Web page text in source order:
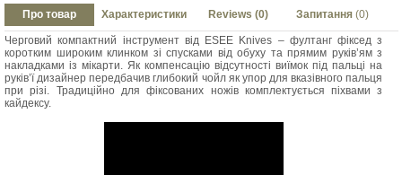
Про товар Характеристики Reviews (0) Запитання (0)
Черговий компактний інструмент від ESEE Knives – фултанг фіксед з
коротким широким клинком зі спусками від обуху та прямим руків’ям з
накладками із мікарти. Як компенсацію відсутності виїмок під пальці на
руків’ї дизайнер передбачив глибокий чойл як упор для вказівного пальця
при різі. Традиційно для фіксованих ножів комплектується піхвами з
кайдексу.